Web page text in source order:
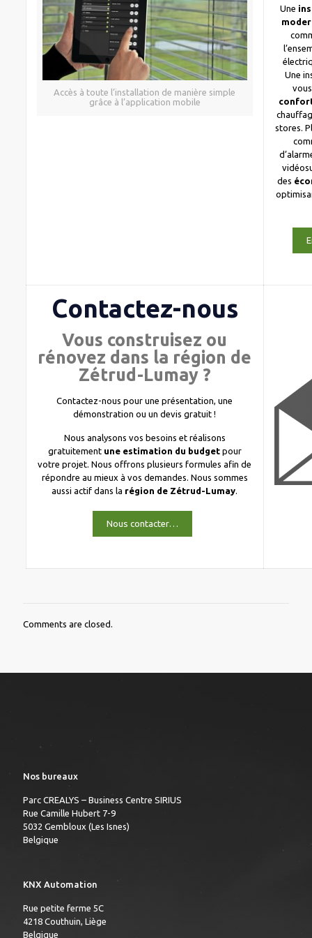
Accès à toute l’installation de manière simple
grâce à l’application mobile
Une
Une
stores.
des
Contactez-nous
Vous construisez ou
rénovez dans la région de
Zétrud-Lumay ?
Contactez-nous pour une présentation, une
démonstration ou un devis gratuit !
Nous analysons vos besoins et réalisons
gratuitement une estimation du budgetpour
votre projet. Nous offrons plusieurs formules afin de
répondre au mieux à vos demandes. Nous sommes
aussi actif dans la région de Zétrud-Lumay.
Nous contacter…
Comments are closed.
Nos bureaux
Parc CREALYS – Business Centre SIRIUS
Rue Camille Hubert 7-9
5032 Gembloux (Les Isnes)
Belgique
KNX Automation
Rue petite ferme 5C
4218 Couthuin, Liège
Belgique